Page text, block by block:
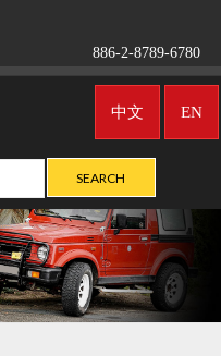
886-2-8789-6780
EN
中文